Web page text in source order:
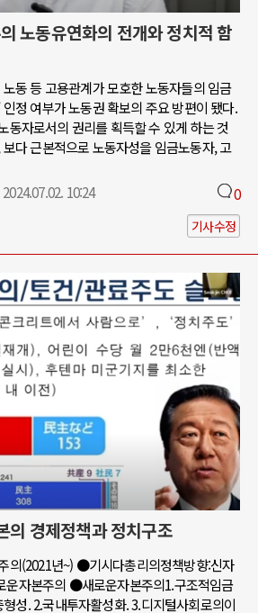
노동유연화의 전개와 정치적 함
동 등 고용관계가 모호한 노동자들의 임금
인정 여부가 노동권 확보의 주요 방편이 됐다.
동자로서의 권리를 획득할 수 있게 하는 것
다 근본적으로 노동자성을 임금노동자, 고
2024.07.02. 10:24 0
기사수정
의 경제정책과 정치구조
의(2021년~) ●기시다총리의정책방향:신자
운자본주의 ●새로운자본주의1.구조적임금
성. 2.국내투자활성화. 3.디지털사회로의이